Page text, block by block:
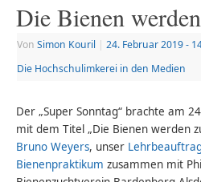
Die Bienen
VonSimon Kouril | 24. Februar 2019-
Die Hochschulimkerei in den Medien
Der „Super Sonntag“ brachte am
mit dem Titel „Die Bienen werden
Bruno Weyers, unser
Bienenpraktikum zusammen mit